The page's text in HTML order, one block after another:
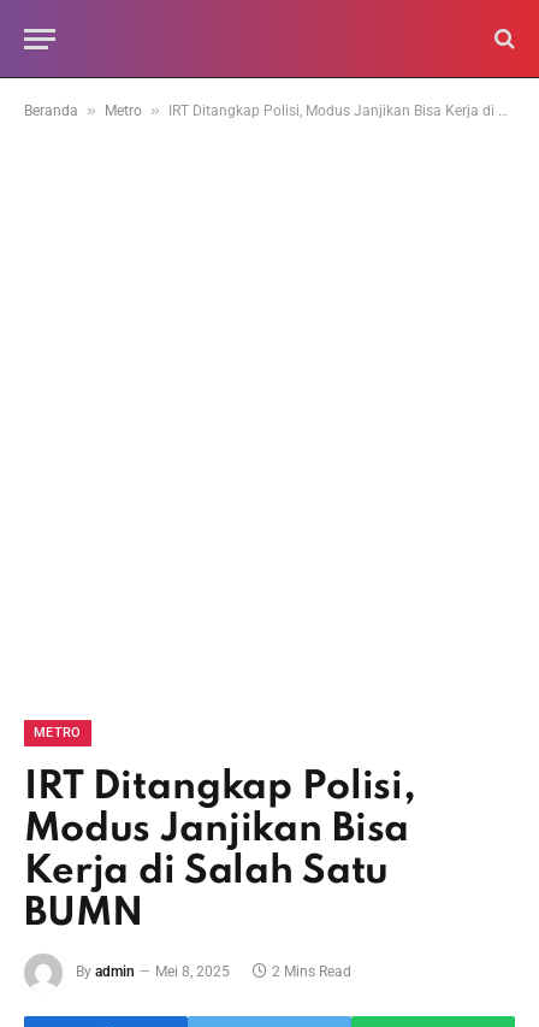
Beranda » Metro » IRT Ditangkap Polisi, Modus Janjikan Bisa Kerja di Salah Satu BUMN
METRO
IRT Ditangkap Polisi,
Modus Janjikan Bisa
Kerja di Salah Satu
BUMN
By admin Mei 8, 2025 2 Mins Read